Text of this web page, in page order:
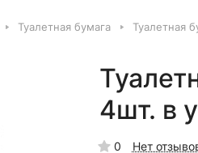
Туалетная бумага Туалетная
4шт. в
0 Нет